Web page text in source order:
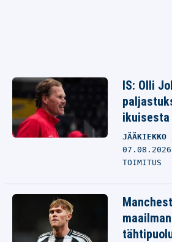
IS: Olli
ikuisesta
JÄÄKIEKKO
TOIMITUS